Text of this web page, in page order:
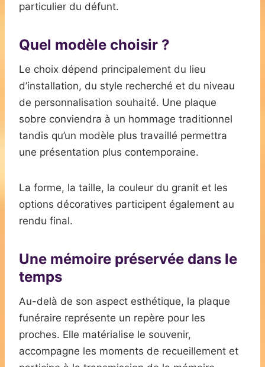
particulier du défunt.
Quel modèle choisir ?
Le choix dépend principalement du lieu
d’installation, du style recherché et du niveau
de personnalisation souhaité. Une plaque
sobre conviendra à un hommage traditionnel
tandis qu’un modèle plus travaillé permettra
une présentation plus contemporaine.
La forme, la taille, la couleur du granit et les
options décoratives participent également au
rendu final.
Une mémoire préservée dans le
temps
Au-delà de son aspect esthétique, la plaque
funéraire représente un repère pour les
proches. Elle matérialise le souvenir,
accompagne les moments de recueillement et